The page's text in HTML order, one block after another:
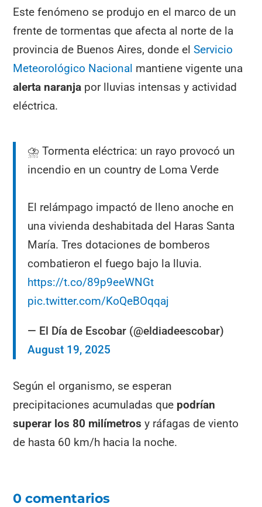
Este fenómeno se produjo en el marco de un
frente de tormentas que afecta al norte de la
provincia de Buenos Aires, donde elServicio
Meteorológico Nacional mantiene vigente una
alerta naranja por lluvias intensas y actividad
eléctrica.
⛈️ Tormenta eléctrica: un rayo provocó un
incendio en un country de Loma Verde
El relámpago impactó de lleno anoche en
una vivienda deshabitada del Haras Santa
María. Tres dotaciones de bomberos
combatieron el fuego bajo la lluvia.
https://t.co/89p9eeWNGt
pic.twitter.com/KoQeBOqqaj
— El Día de Escobar (@eldiadeescobar)
August 19, 2025
Según el organismo, se esperan
precipitaciones acumuladas que podrían
superar los 80 milímetrosy ráfagas de viento
de hasta 60 km/h hacia la noche.
0 comentarios